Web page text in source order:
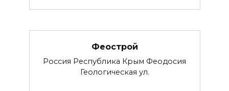
Феострой
Россия Республика Крым Феодосия
Геологическая ул.